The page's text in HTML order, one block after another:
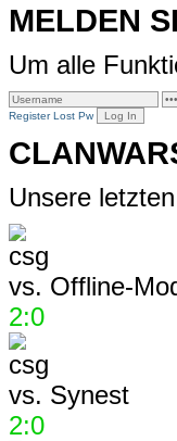
MELDEN
Um alle
Register Lost Pw
Unsere
vs. Offline-
2:0
vs. Synest
2:0